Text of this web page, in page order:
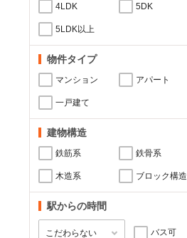
4LDK 5DK
5LDK以上
物件タイプ
マンション アパート
一戸建て
建物構造
鉄筋系 鉄骨系
木造系 ブロック構造
駅からの時間
バス可